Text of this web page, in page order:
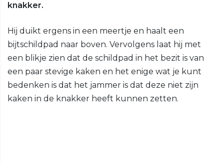
knakker.
Hij duikt ergens in een meertje en haalt een
bijtschildpad naar boven. Vervolgens laat hij met
een blikje zien dat de schildpad in het bezit is van
een paar stevige kaken en het enige wat je kunt
bedenken is dat het jammer is dat deze niet zijn
kaken in de knakker heeft kunnen zetten.